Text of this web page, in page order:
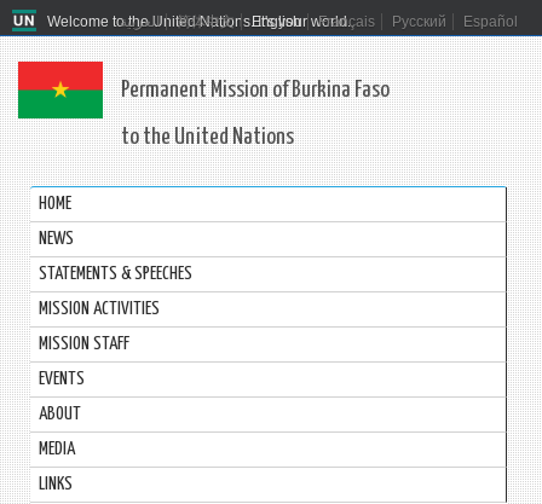
Welcome to the United Nations. It's your world.
العربية 简体中文 English Français Русский Español
Permanent Mission of Burkina Faso
to the United Nations
HOME
NEWS
STATEMENTS & SPEECHES
MISSION ACTIVITIES
MISSION STAFF
EVENTS
ABOUT
MEDIA
LINKS